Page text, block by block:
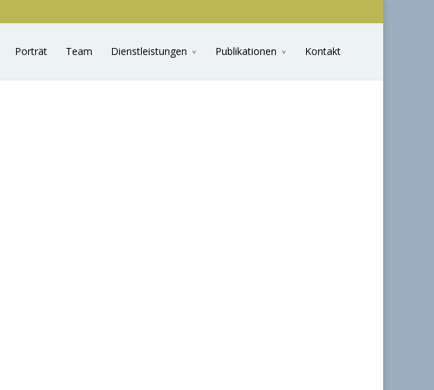
Porträt Team Dienstleistungen Publikationen Kontakt